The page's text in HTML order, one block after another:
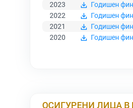
2023
Годишен
2022
Годишен
2021
Годишен
2020
Годишен
ОСИГУРЕНИ ЛИЦА В